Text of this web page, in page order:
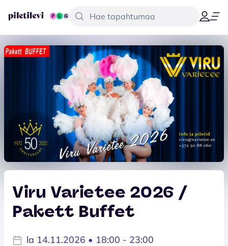
Viru Varietee 2026 /
Pakett Buffet
la 14.11.2026 • 18:00 - 23:00